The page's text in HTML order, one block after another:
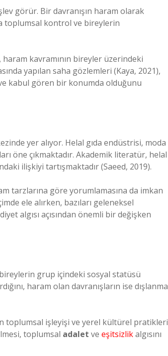
görür. Bir davranışın haram olarak
toplumsal kontrol ve bireylerin
kavramının bireyler üzerindeki
yapılan saha gözlemleri (Kaya, 2021),
kabul gören bir konumda olduğunu
yer alıyor. Helal gıda endüstrisi, moda
öne çıkmaktadır. Akademik literatür, helal
ilişkiyi tartışmaktadır (Saeed, 2019).
tarzlarına göre yorumlamasına da imkan
ele alırken, bazıları geleneksel
algısı açısından önemli bir değişken
grup içindeki sosyal statüsü
haram olan davranışların ise dışlanma
toplumsal işleyişi ve yerel kültürel pratikleri
toplumsal adalet ve eşitsizlikalgısını